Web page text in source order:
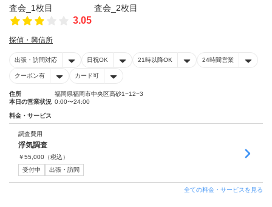
3.05
探偵・興信所
出張・訪問対応 日祝OK 21時以降OK 24時間営業
クーポン有 カード可
住所
福岡県福岡市中央区高砂1−12−3
本日の営業状況 0:00〜24:00
料金・サービス
調査費用
浮気調査
￥55,000 （税込）
受付中
出張・訪問
全ての料金・サービスを見る